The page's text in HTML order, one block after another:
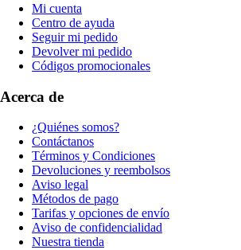
Mi cuenta
Centro de ayuda
Seguir mi pedido
Devolver mi pedido
Códigos promocionales
Acerca de
¿Quiénes somos?
Contáctanos
Términos y Condiciones
Devoluciones y reembolsos
Aviso legal
Métodos de pago
Tarifas y opciones de envío
Aviso de confidencialidad
Nuestra tienda